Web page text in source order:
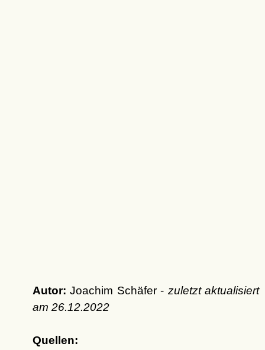
Autor: Joachim Schäfer - zuletzt aktualisiert
am 26.12.2022
Quellen: